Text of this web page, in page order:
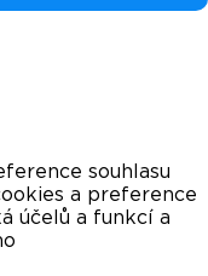
souhlasu
a preference
účelů a funkcí a